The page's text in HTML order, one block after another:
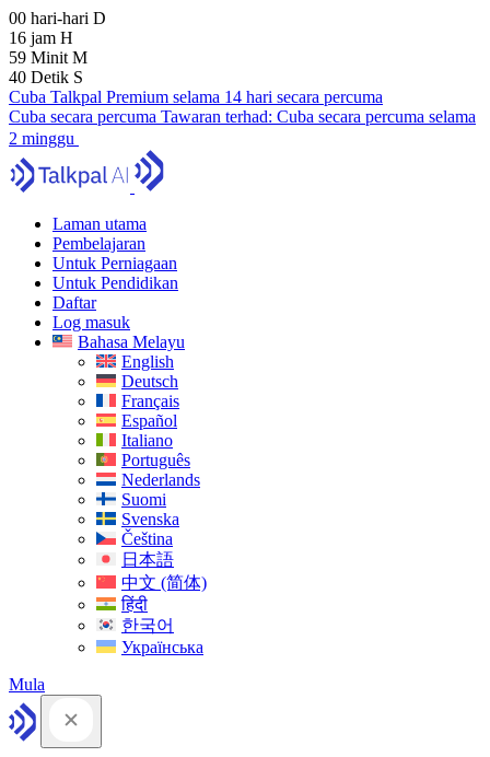
00 hari-hari D
16 jam H
59 Minit M
39 Detik S
Cuba Talkpal Premium selama 14 hari secara percuma
Cuba secara percuma Tawaran terhad: Cuba secara percuma selama
2 minggu
Laman utama
Pembelajaran
Untuk Perniagaan
Untuk Pendidikan
Daftar
Log masuk
Bahasa Melayu
English
Deutsch
Français
Español
Italiano
Português
Nederlands
Suomi
Svenska
Čeština
日本語
中文 (简体)
हिंदी
한국어
Українська
Mula